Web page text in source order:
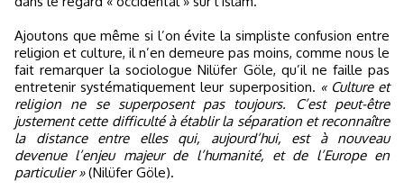
Ajoutons que même si l’on évite la simpliste confusion entre
religion et culture, il n’en demeure pas moins, comme nous le
fait remarquer la sociologue Nilüfer Göle, qu’il ne faille pas
entretenir systématiquement leur superposition. « Culture et
religion ne se superposent pas toujours. C’est peut-être
justement cette difficulté à établir la séparation et reconnaître
la distance entre elles qui, aujourd’hui, est à nouveau
devenue l’enjeu majeur de l’humanité, et de l’Europe en
particulier »(Nilüfer Göle).